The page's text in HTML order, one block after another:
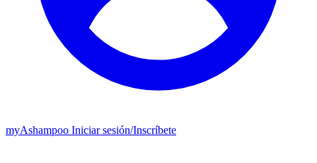
myAshampoo Iniciar sesión/Inscríbete